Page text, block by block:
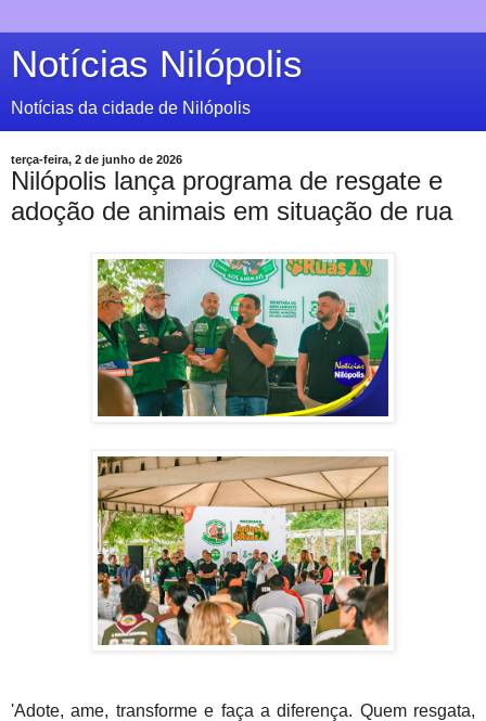
Notícias Nilópolis
Notícias da cidade de Nilópolis
terça-feira, 2 de junho de 2026
Nilópolis lança programa de resgate e
adoção de animais em situação de rua
'Adote, ame, transforme e faça a diferença. Quem resgata,